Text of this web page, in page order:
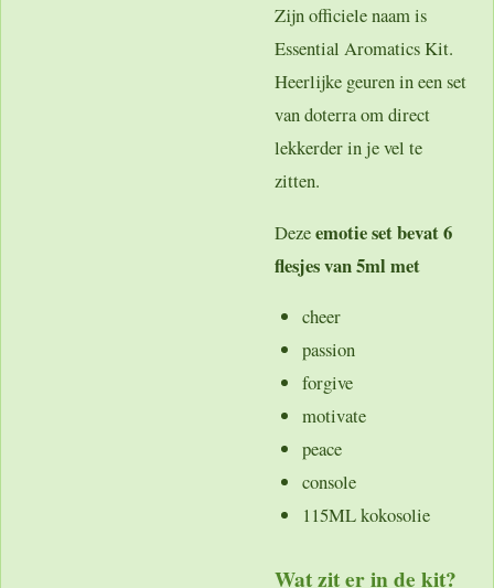
Zijn officiele naam is
Essential Aromatics Kit.
Heerlijke geuren in een set
van doterra om direct
lekkerder in je vel te
zitten.
Dezeemotie set bevat 6
flesjes van 5ml met
cheer
passion
forgive
motivate
peace
console
115ML kokosolie
Wat zit er in de kit?